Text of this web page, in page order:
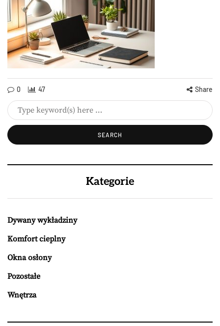
0 47 Share
Kategorie
Dywany wykładziny
Komfort cieplny
Okna osłony
Pozostałe
Wnętrza